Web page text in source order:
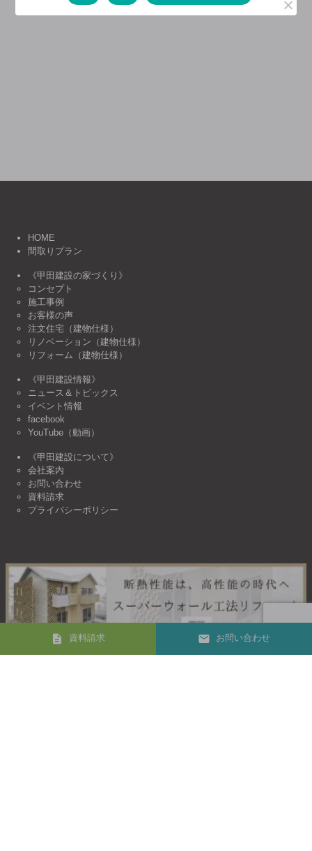
HOME
間取りプラン
《甲田建設の家づくり》
コンセプト
施工事例
お客様の声
注文住宅（建物仕様）
リノベーション（建物仕様）
リフォーム（建物仕様）
《甲田建設情報》
ニュース＆トピックス
イベント情報
facebook
YouTube（動画）
《甲田建設について》
会社案内
お問い合わせ
資料請求
プライバシーポリシー
資料請求 お問い合わせ